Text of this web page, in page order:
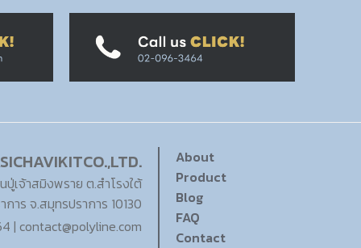
เจ้าสมิงพราย ต.สำโรงใต้
การ จ.สมุทรปราการ 10130
| contact@polyline.com
About
Product
Blog
FAQ
Contact